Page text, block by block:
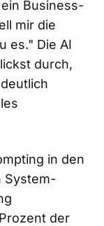
Business-
mir die
es." Die AI
durch,
in den
System-
der